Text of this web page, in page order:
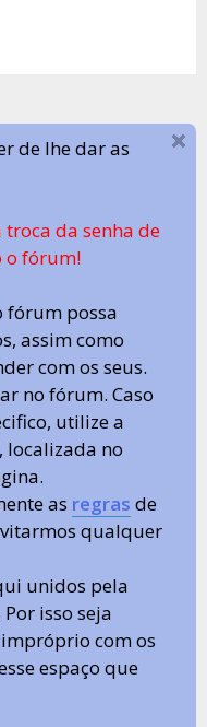
de lhe dar as
da senha de
o fórum!
fórum possa
assim como
com os seus.
no fórum. Caso
utilize a
localizada no
as regras de
qualquer
unidos pela
Por isso seja
com os
espaço que